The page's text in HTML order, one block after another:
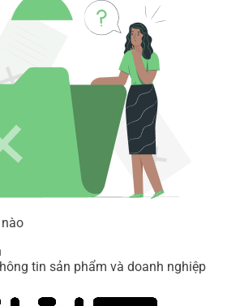
tin sản phẩm và doanh nghiệp